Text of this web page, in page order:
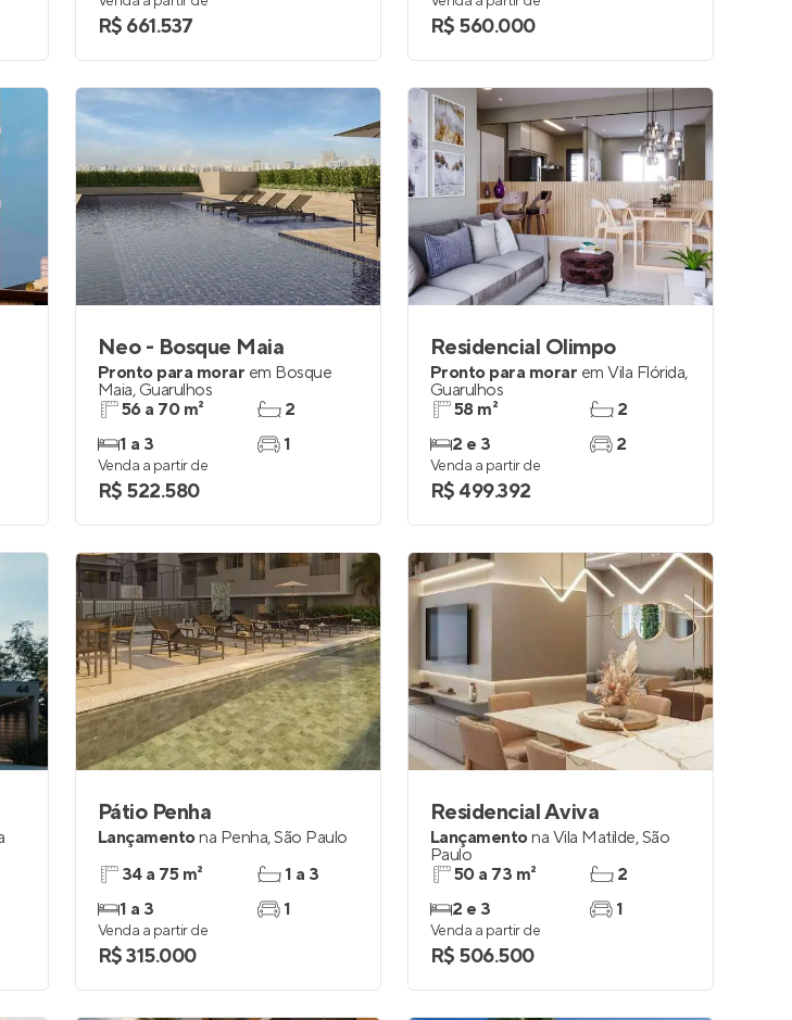
R$ 661.537 R$ 560.000
Neo - Bosque Maia
Pronto para morar em Bosque
Maia, Guarulhos
56 a 70 m²
1 a 3
2
1
Venda a partir de
R$ 522.580
Residencial Olimpo
Pronto para morar em Vila Flórida,
Guarulhos
58 m²
2 e 3
2
2
Venda a partir de
R$ 499.392
Pátio Penha
Lançamentona Penha,São Paulo
34 a 75 m²
1 a 3
1 a 3
1
Venda a partir de
R$ 315.000
Residencial Aviva
Lançamentona Vila Matilde,São
Paulo
50 a 73 m²
2 e 3
2
1
Venda a partir de
R$ 506.500